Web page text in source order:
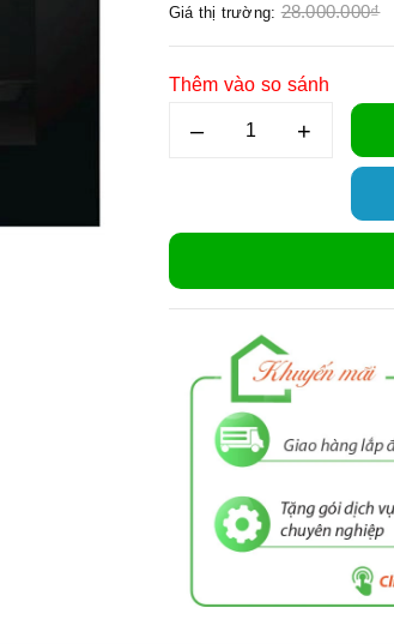
Giá thị trường: 28.000.000₫
Thêm vào so sánh
– +